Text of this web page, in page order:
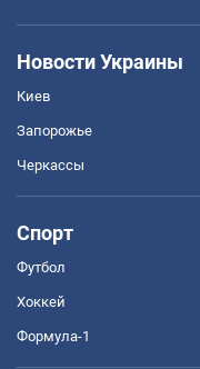
Новости Украины
Киев
Запорожье
Черкассы
Спорт
Футбол
Хоккей
Формула-1